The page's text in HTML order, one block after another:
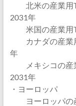
北米の産業用
2031年
米国の産業用
カナダの産業
年
メキシコの産
2031年
・ヨーロッパ
ヨーロッパの